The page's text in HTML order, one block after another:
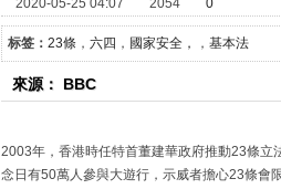
2020-05-25 04:07 2054 0
标签： 23條 ， 六四 ， 國家安全， ， 基本法
來源： BBC
2003年，香港時任特首董建華政府推動23條
念日有50萬人參與大遊行，示威者擔心23條會